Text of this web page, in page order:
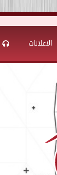
الاعلانات